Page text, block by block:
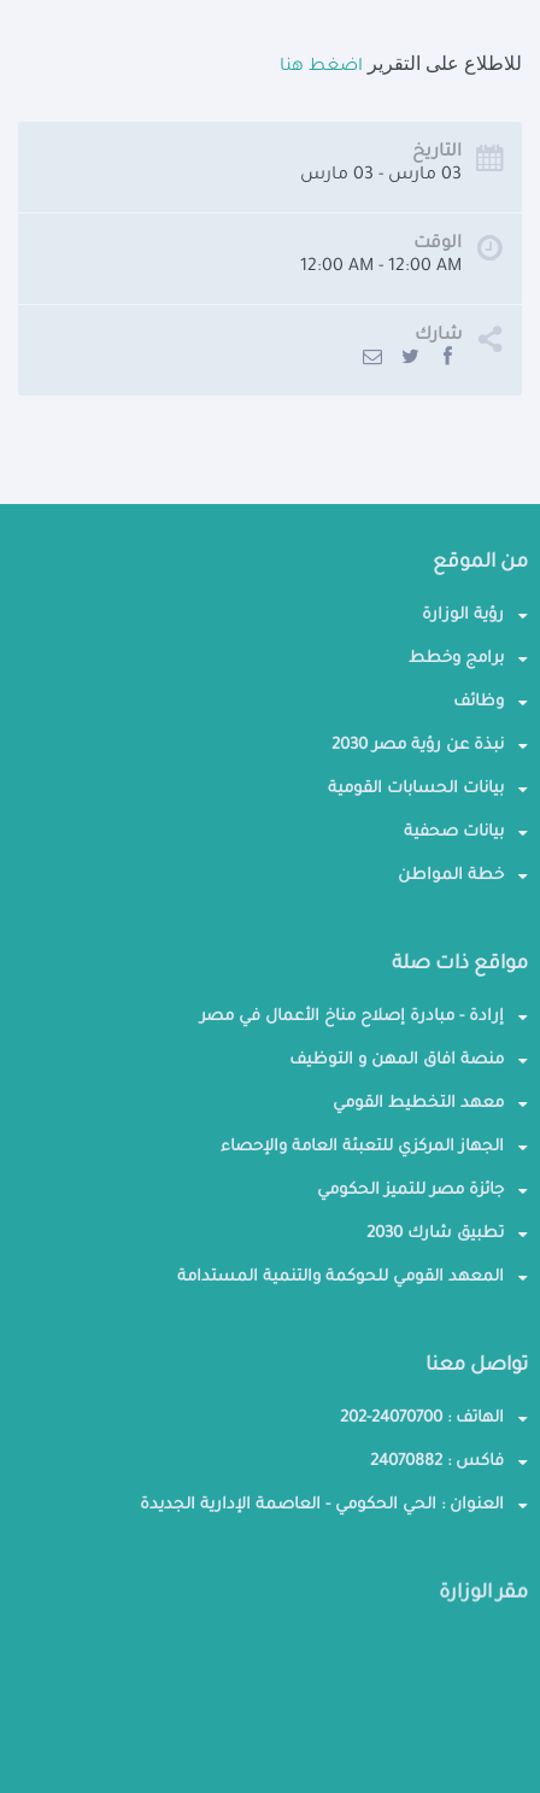
للاطلاع على التقرير اضغط هنا
التاريخ
03 مارس - 03 مارس
الوقت
12:00 AM - 12:00 AM
شارك
من الموقع
رؤية الوزارة
برامج وخطط
وظائف
نبذة عن رؤية مصر 2030
بيانات الحسابات القومية
بيانات صحفية
خطة المواطن
مواقع ذات صلة
إرادة - مبادرة إصلاح مناخ الأعمال في مصر
منصة افاق المهن و التوظيف
معهد التخطيط القومي
الجهاز المركزي للتعبئة العامة والإحصاء
جائزة مصر للتميز الحكومي
تطبيق شارك 2030
المعهد القومي للحوكمة والتنمية المستدامة
تواصل معنا
الهاتف : 24070700-202
فاكس : 24070882
العنوان : الحي الحكومي - العاصمة الإدارية الجديدة
مقر الوزارة